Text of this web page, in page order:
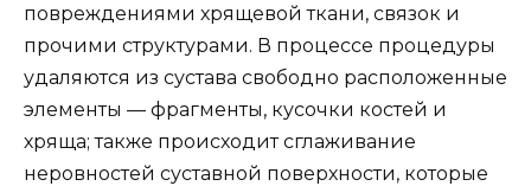
повреждениями хрящевой ткани, связок и
прочими структурами. В процессе процедуры
удаляются из сустава свободно расположенные
элементы — фрагменты, кусочки костей и
хряща; также происходит сглаживание
неровностей суставной поверхности, которые